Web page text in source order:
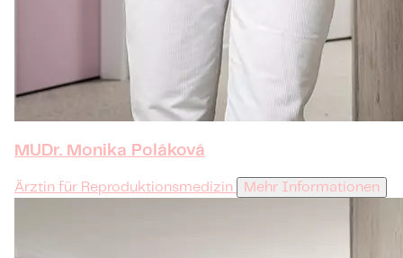
MUDr. Monika Poláková
Ärztin für Reproduktionsmedizin Mehr Informationen